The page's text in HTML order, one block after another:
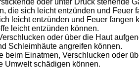
oder unter Druck stehende
die sich leicht entzünden und Feuer
leicht entzünden und Feuer fangen
leicht entzünden können.
oder über die Haut
Schleimhäute angreifen können.
beim Einatmen, Verschlucken oder
Umwelt schädigen können.